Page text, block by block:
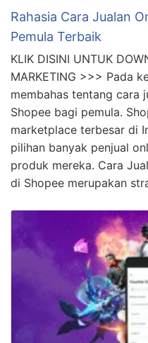
Rahasia Cara Jualan
Pemula Terbaik
KLIK DISINI UNTUK
MARKETING >>> Pada
membahas tentang cara
Shopee bagi pemula.
marketplace terbesar di
pilihan banyak penjual
produk mereka. Cara
di Shopee merupakan